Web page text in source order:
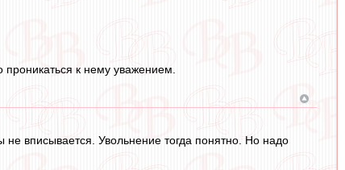
проникаться к нему уважением.
вписывается. Увольнение тогда понятно. Но надо